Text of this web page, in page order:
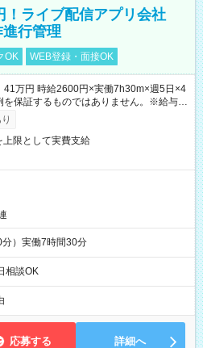
！ライブ配信アプリ会社
行管理
OK WEB登録・面接OK
万円 時給2600円×実働7h30m×週5日×4
保証するものではありません。※給与即
（利用条件有）
上限として実費支給
）実働7時間30分
談OK
応募する 詳細へ